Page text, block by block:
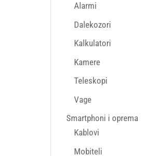
Alarmi
Dalekozori
Kalkulatori
Kamere
Teleskopi
Vage
Smartphoni i oprema
Kablovi
Mobiteli